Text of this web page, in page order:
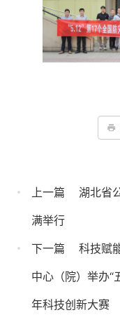
上一篇
湖北省
满举行
下一篇
科技赋
中心（院）举办“
年科技创新大赛